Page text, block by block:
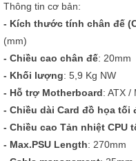
Thông tin cơ bản:
- Kích thước tính chân đế
(mm)
- Chiều cao chân đế: 20mm
- Khối lượng: 5,9 Kg NW
- Hỗ trợ Motherboard: ATX /
- Chiều dài Card đồ họa tối
- Chiều cao Tản nhiệt CPU
- Max.PSU Length: 270mm